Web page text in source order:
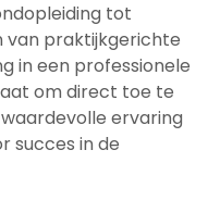
tot
van praktijkgerichte
in een professionele
om direct toe te
ervaring
succes in de